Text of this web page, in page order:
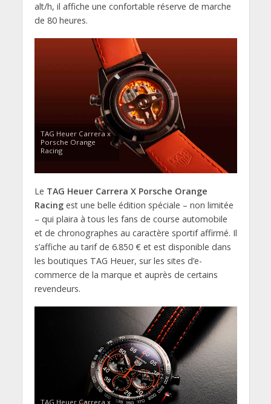
alt/h, il affiche une confortable réserve de marche
de 80 heures.
TAG Heuer Carrera x
Porsche Orange
Racing
Le TAG Heuer Carrera X Porsche Orange
Racingest une belle édition spéciale – non limitée
– qui plaira à tous les fans de course automobile
et de chronographes au caractère sportif affirmé. Il
s’affiche au tarif de 6.850 € et est disponible dans
les boutiques TAG Heuer, sur les sites d’e-
commerce de la marque et auprès de certains
revendeurs.
TAG Heuer Carrera x